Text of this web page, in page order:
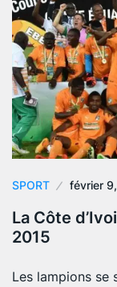
SPORT février
La Côte
2015
Les lampions se